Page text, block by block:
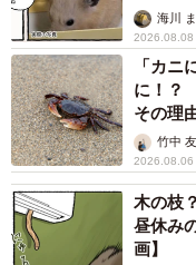
海川
2026.08.08
「カニ
に！？
その理
竹中
2026.08.06
木の枝
昼休み
画】